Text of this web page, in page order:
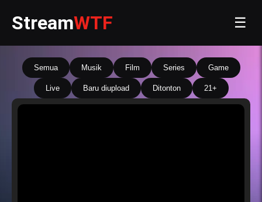
StreamWTF ☰
Semua Musik Film Series Game
Live Baru diupload Ditonton 21+